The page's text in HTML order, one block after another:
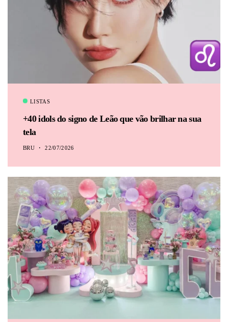
LISTAS
+40 idols do signo de Leão que vão brilhar na sua
tela
BRU 22/07/2026